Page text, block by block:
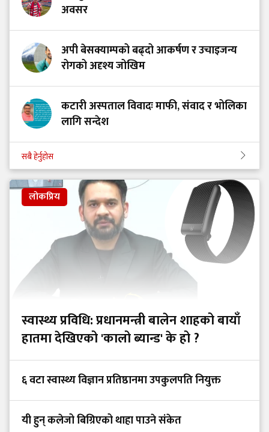
अवसर
अपी बेसक्याम्पको बढ्दो आकर्षण र उचाइजन्य
रोगको अदृश्य जोखिम
कटारी अस्पताल विवादः माफी, संवाद र भोलिका
लागि सन्देश
सबै हेर्नुहोस
लोकप्रिय
स्वास्थ्य प्रविधि: प्रधानमन्त्री बालेन शाहको बायाँ
हातमा देखिएको 'कालो ब्यान्ड' के हो ?
६ वटा स्वास्थ्य विज्ञान प्रतिष्ठानमा उपकुलपति नियुक्त
यी हुन् कलेजो बिग्रिएको थाहा पाउने संकेत